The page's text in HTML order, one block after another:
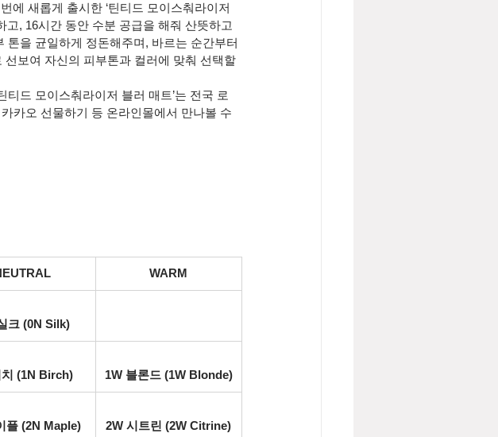
에 새롭게 출시한 ‘틴티드 모이스춰라이저
고, 16시간 동안 수분 공급을 해줘 산뜻하고
을 균일하게 정돈해주며, 바르는 순간부터
보여 자신의 피부톤과 컬러에 맞춰 선택할
드 모이스춰라이저 블러 매트’는 전국 로
카오 선물하기 등 온라인몰에서 만나볼 수
WARM
크 (0N Silk)
(1N Birch) 1W 블론드 (1W Blonde)
플 (2N Maple) 2W 시트린 (2W Citrine)